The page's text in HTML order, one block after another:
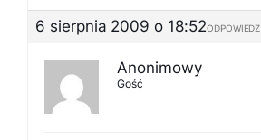
6 sierpnia 2009 o 18:52ODPOWIEDZ
Anonimowy
Gość